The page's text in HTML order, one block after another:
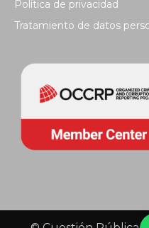
Política de privacidad
Tratamiento de datos